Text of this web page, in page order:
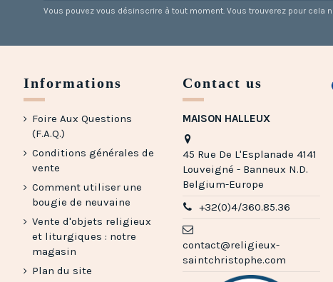
Vous pouvez vous désinscrire à tout moment. Vous trouverez pour
Informations
Foire Aux Questions
(F.A.Q.)
Conditions générales de
vente
Comment utiliser une
bougie de neuvaine
Vente d'objets religieux
et liturgiques : notre
magasin
Plan du site
Contact us
MAISON HALLEUX
45 Rue De L'Esplanade 4141
Louveigné - Banneux N.D.
Belgium-Europe
+32(0)4/360.85.36
contact@religieux-
saintchristophe.com